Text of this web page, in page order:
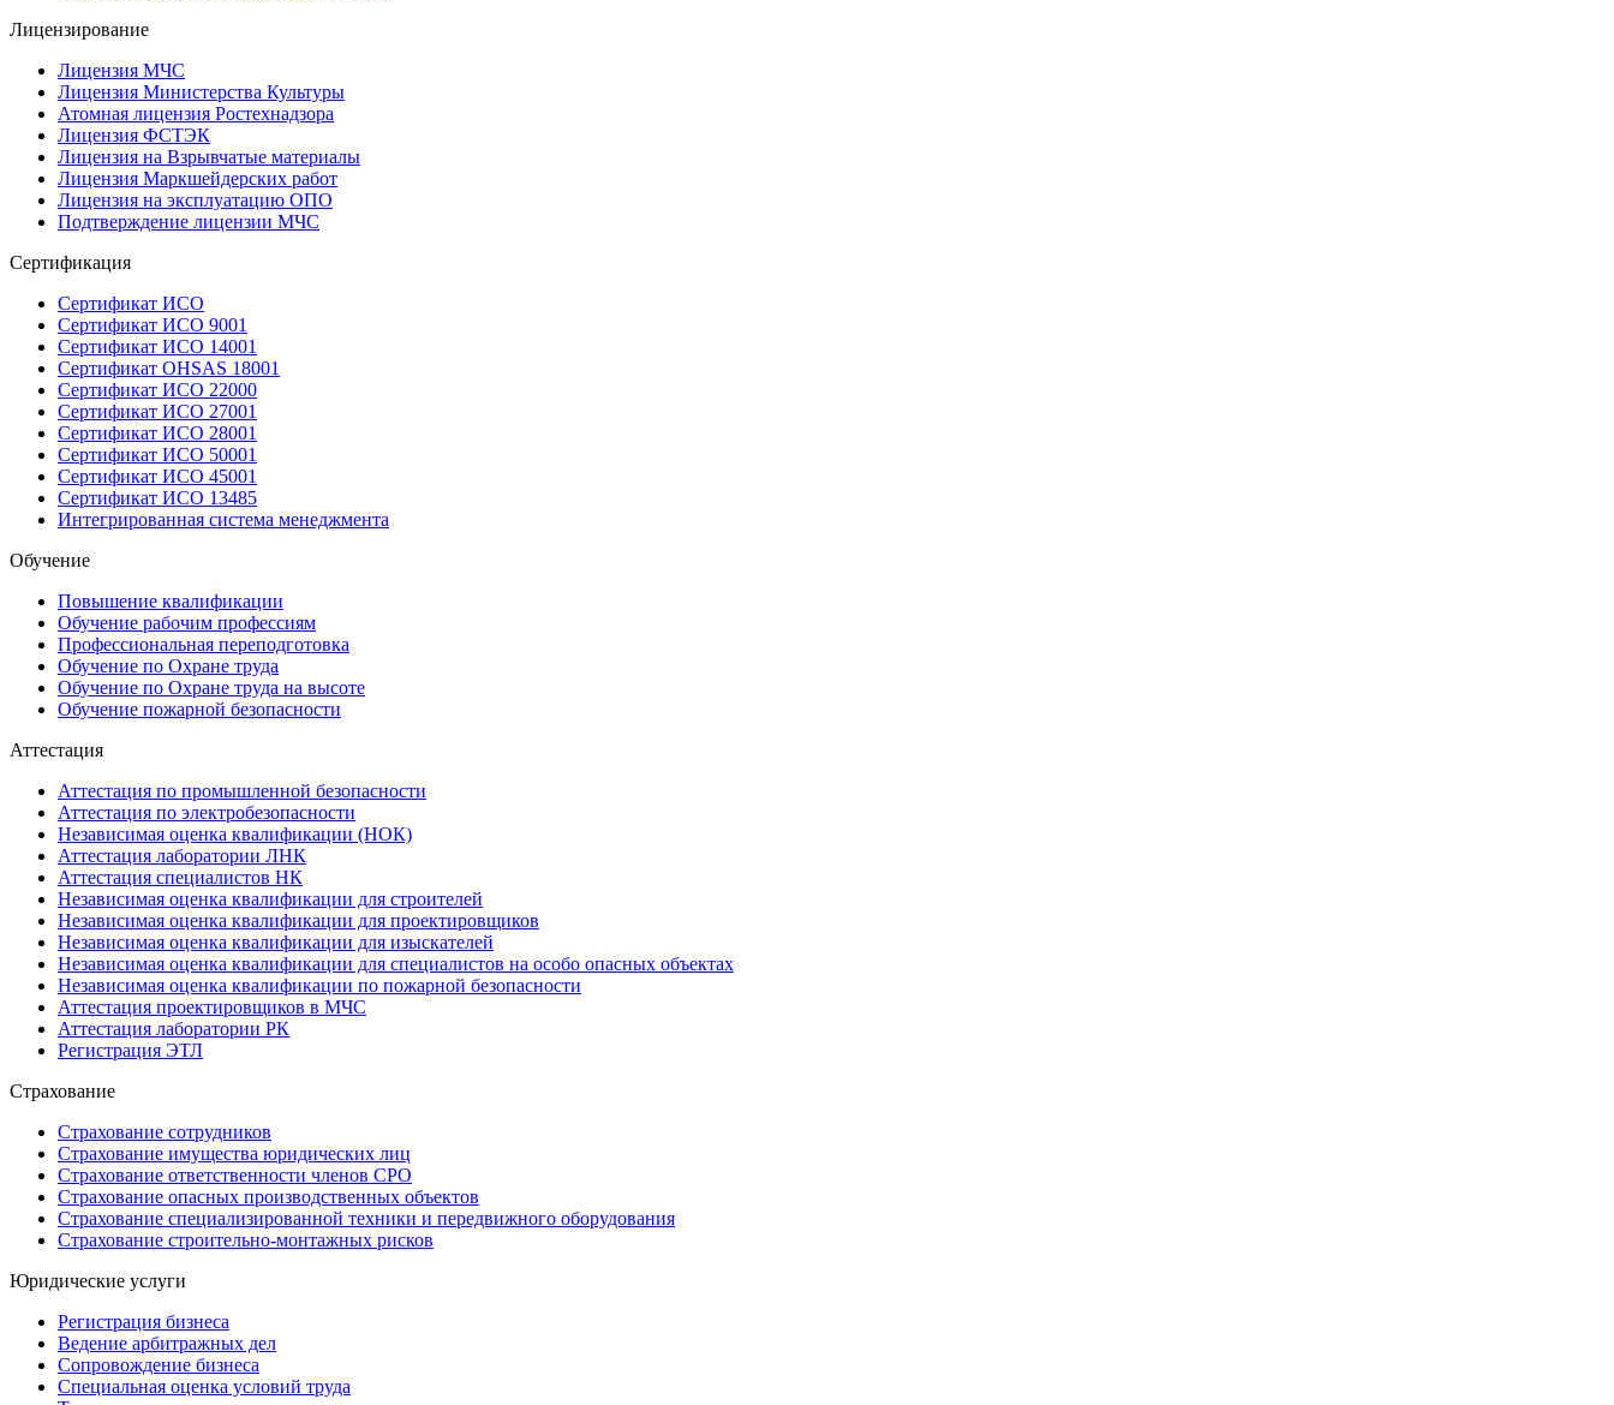
Лицензирование
Лицензия МЧС
Лицензия Министерства Культуры
Атомная лицензия Ростехнадзора
Лицензия ФСТЭК
Лицензия на Взрывчатые материалы
Лицензия Маркшейдерских работ
Лицензия на эксплуатацию ОПО
Подтверждение лицензии МЧС
Сертификация
Сертификат ИСО
Сертификат ИСО 9001
Сертификат ИСО 14001
Сертификат OHSAS 18001
Сертификат ИСО 22000
Сертификат ИСО 27001
Сертификат ИСО 28001
Сертификат ИСО 50001
Сертификат ИСО 45001
Сертификат ИСО 13485
Интегрированная система менеджмента
Обучение
Повышение квалификации
Обучение рабочим профессиям
Профессиональная переподготовка
Обучение по Охране труда
Обучение по Охране труда на высоте
Обучение пожарной безопасности
Аттестация
Аттестация по промышленной безопасности
Аттестация по электробезопасности
Независимая оценка квалификации (НОК)
Аттестация лаборатории ЛНК
Аттестация специалистов НК
Независимая оценка квалификации для строителей
Независимая оценка квалификации для проектировщиков
Независимая оценка квалификации для изыскателей
Независимая оценка квалификации для специалистов на особо опасных объектах
Независимая оценка квалификации по пожарной безопасности
Аттестация проектировщиков в МЧС
Аттестация лаборатории РК
Регистрация ЭТЛ
Страхование
Страхование сотрудников
Страхование имущества юридических лиц
Страхование ответственности членов СРО
Страхование опасных производственных объектов
Страхование специализированной техники и передвижного оборудования
Страхование строительно-монтажных рисков
Юридические услуги
Регистрация бизнеса
Ведение арбитражных дел
Сопровождение бизнеса
Специальная оценка условий труда